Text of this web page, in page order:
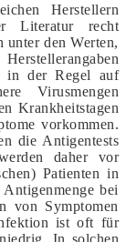
Herstellern
Literatur recht
unter den Werten,
in der Regel auf
Virusmengen
Krankheitstagen
vorkommen.
die Antigentests
daher vor
Patienten in
bei
von Symptomen
ist oft für
In solchen